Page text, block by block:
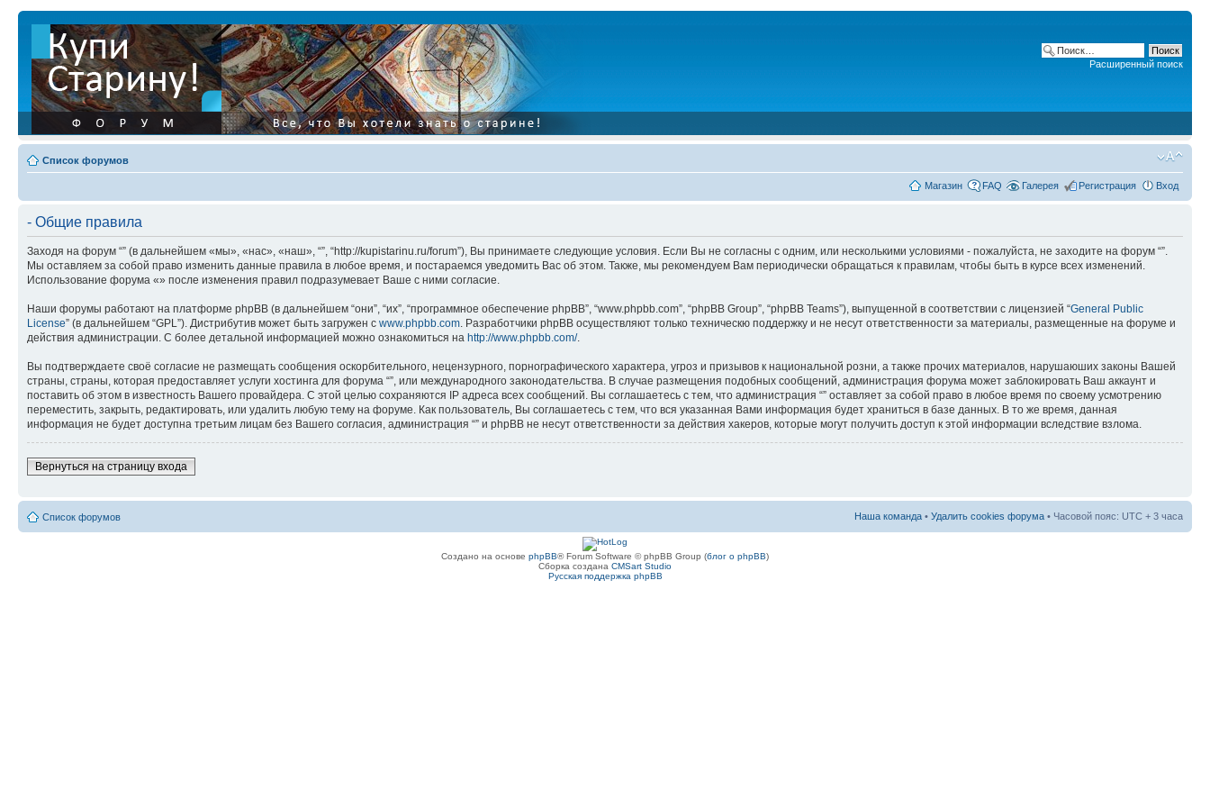
Расширенный поиск
Список форумов
Магазин FAQ Галерея Регистрация Вход
- Общие правила
Заходя на форум “” (в дальнейшем «мы», «нас», «наш», “”, “http://kupistarinu.ru/forum”), Вы принимаете следующие условия. Если Вы не согласны с одним, или несколькими условиями - пожалуйста, не заходите на форум “”.
Мы оставляем за собой право изменить данные правила в любое время, и постараемся уведомить Вас об этом. Также, мы рекомендуем Вам периодически обращаться к правилам, чтобы быть в курсе всех изменений.
Использование форума «» после изменения правил подразумевает Ваше с ними согласие.
Наши форумы работают на платформе phpBB (в дальнейшем “они”, “их”, “программное обеспечение phpBB”, “www.phpbb.com”, “phpBB Group”, “phpBB Teams”), выпущенной в соответствии с лицензией “General Public
License” (в дальнейшем “GPL”). Дистрибутив может быть загружен с www.phpbb.com. Разработчики phpBB осуществляют только техническю поддержку и не несут ответственности за материалы, размещенные на форуме и
действия администрации. С более детальной информацией можно ознакомиться на http://www.phpbb.com/.
Вы подтверждаете своё согласие не размещать сообщения оскорбительного, нецензурного, порнографического характера, угроз и призывов к национальной розни, а также прочих материалов, нарушаюших законы Вашей
страны, страны, которая предоставляет услуги хостинга для форума “”, или международного законодательства. В случае размещения подобных сообщений, администрация форума может заблокировать Ваш аккаунт и
поставить об этом в известность Вашего провайдера. С этой целью сохраняются IP адреса всех сообщений. Вы соглашаетесь с тем, что администрация “” оставляет за собой право в любое время по своему усмотрению
переместить, закрыть, редактировать, или удалить любую тему на форуме. Как пользователь, Вы соглашаетесь с тем, что вся указанная Вами информация будет храниться в базе данных. В то же время, данная
информация не будет доступна третьим лицам без Вашего согласия, администрация “” и phpBB не несут ответственности за действия хакеров, которые могут получить доступ к этой информации вследствие взлома.
Вернуться на страницу входа
Список форумов Наша команда • Удалить cookies форума • Часовой пояс: UTC + 3 часа
Создано на основе phpBB® Forum Software © phpBB Group (блог о phpBB)
Сборка создана CMSart Studio
Русская поддержка phpBB